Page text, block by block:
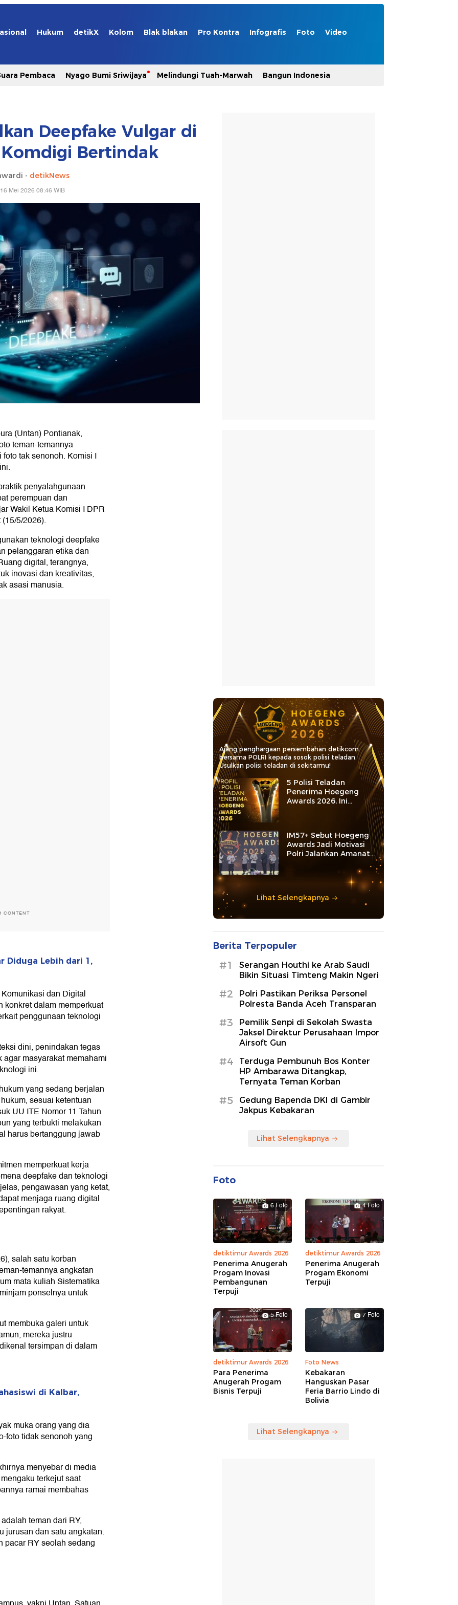
Hukum detikX Kolom Blak blakan Pro Kontra Infografis Foto Video
Pembaca Nyago Bumi Sriwijaya Melindungi Tuah-Marwah Bangun Indonesia
Deepfake Vulgar di
Bertindak
- detikNews
Mei 2026 08:46 WIB
(Untan) Pontianak,
teman-temannya
foto tak senonoh. Komisi I
penyalahgunaan
perempuan dan
Wakil Ketua Komisi I DPR
5/2026).
teknologi deepfake
pelanggaran etika dan
digital, terangnya,
inovasi dan kreativitas,
asasi manusia.
CONTENT
Diduga Lebih dari 1,
dan Digital
konkret dalam memperkuat
penggunaan teknologi
dini, penindakan tegas
masyarakat memahami
ini.
yang sedang berjalan
sesuai ketentuan
UU ITE Nomor 11 Tahun
yang terbukti melakukan
harus bertanggung jawab
memperkuat kerja
deepfake dan teknologi
pengawasan yang ketat,
menjaga ruang digital
rakyat.
salah satu korban
temannya angkatan
mata kuliah Sistematika
ponselnya untuk
membuka galeri untuk
mereka justru
tersimpan di dalam
di Kalbar,
muka orang yang dia
foto tidak senonoh yang
menyebar di media
terkejut saat
ramai membahas
teman dari RY,
jurusan dan satu angkatan.
pacar RY seolah sedang
Ajang penghargaan persembahan detikcom
bersama POLRI kepada sosok polisi teladan.
Usulkan polisi teladan di sekitarmu!
5 Polisi Teladan
Penerima Hoegeng
Awards 2026, Ini
Kategori dan Kiprahnya
IM57+ Sebut Hoegeng
Awards Jadi Motivasi
Polri Jalankan Amanat
Lihat Selengkapnya
Berita Terpopuler
#1
Serangan Houthi ke Arab Saudi
Bikin Situasi Timteng Makin Ngeri
#2
Polri Pastikan Periksa Personel
Polresta Banda Aceh Transparan
#3
Pemilik Senpi di Sekolah Swasta
Jaksel Direktur Perusahaan Impor
Airsoft Gun
#4
Terduga Pembunuh Bos Konter
HP Ambarawa Ditangkap,
Ternyata Teman Korban
#5
Gedung Bapenda DKI di Gambir
Jakpus Kebakaran
Lihat Selengkapnya
Foto
6 Foto
detiktimur Awards 2026
Penerima Anugerah
Progam Inovasi
Pembangunan
Terpuji
4 Foto
detiktimur Awards 2026
Penerima Anugerah
Progam Ekonomi
Terpuji
5 Foto
detiktimur Awards 2026
Para Penerima
Anugerah Progam
Bisnis Terpuji
7 Foto
Foto News
Kebakaran
Hanguskan Pasar
Feria Barrio Lindo di
Bolivia
Lihat Selengkapnya